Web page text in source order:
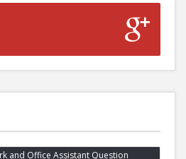
and Office Assistant Question